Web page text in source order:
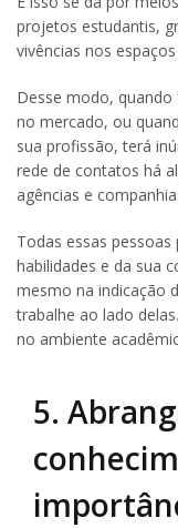
projetos estudantis,
vivências nos
Desse modo,
no mercado, ou
sua profissão, terá
rede de contatos há
agências e
Todas essas
habilidades e da sua
mesmo na indicação
trabalhe ao lado
no ambiente
5.